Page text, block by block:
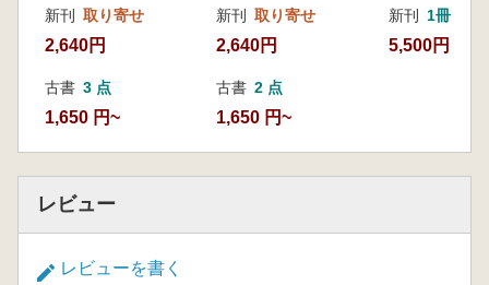
ロシア平原の土器出現期(木村英明)
ヨーロッパの土器出現期(佐野勝宏)
西アジアの旧石器・新石器時代移行期(西秋
良宏)
中国の土器出現期(加藤真二)
第5部 旧石器/縄文移行期の諸問題
更新世末の狩猟具利用の変化(橋詰 潤)
黒曜石製石器群の変形と運用(池谷信之)
土器の出現(國木田 大)
上黒岩石偶と旧石器時代の女性小像(春成秀
新刊 取り寄せ
2,640円
古書 3 点
1,650 円~
新刊 取り寄せ
2,640円
古書 2 点
1,650 円~
新刊 1冊
5,500円
レビュー
レビューを書く